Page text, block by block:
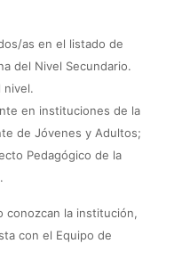
as en el listado de
del Nivel Secundario.
nivel.
en instituciones de la
de Jóvenes y Adultos;
Pedagógico de la
conozcan la institución,
con el Equipo de